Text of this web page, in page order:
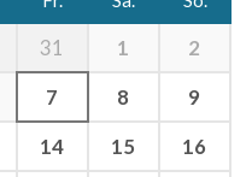
31 1 2
7 8 9
14 15 16